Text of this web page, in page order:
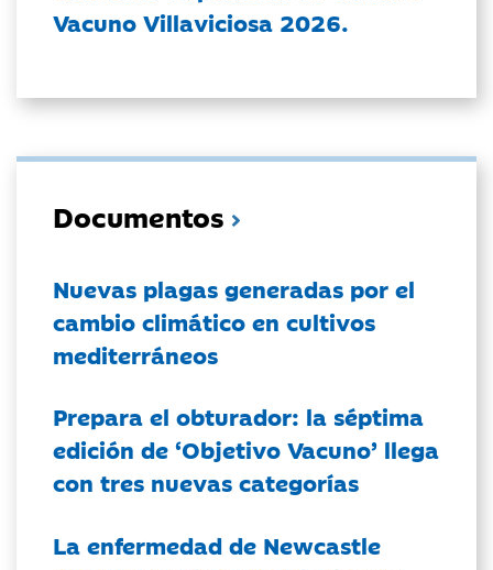
Vacuno Villaviciosa 2026.
Documentos
Nuevas plagas generadas por el
cambio climático en cultivos
mediterráneos
Prepara el obturador: la séptima
edición de ‘Objetivo Vacuno’ llega
con tres nuevas categorías
La enfermedad de Newcastle